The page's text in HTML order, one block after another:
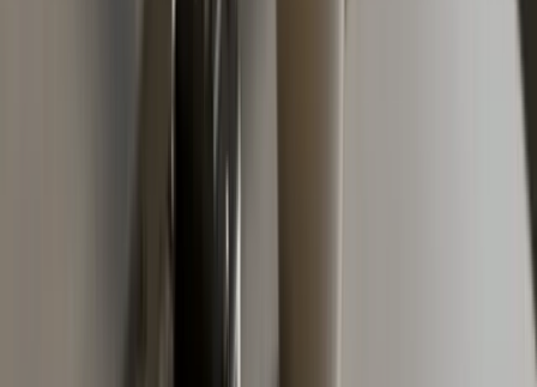
radionici: ako vrijednost vašeg auta padne ispod oko
8.000 KM, potpuni kasko više se ne isplati u
okvirnom rasponu nekoliko stotina KM, dok bi pun kasko
polisa se isplati. Ako ne, plaćate vrijednost stakla pet